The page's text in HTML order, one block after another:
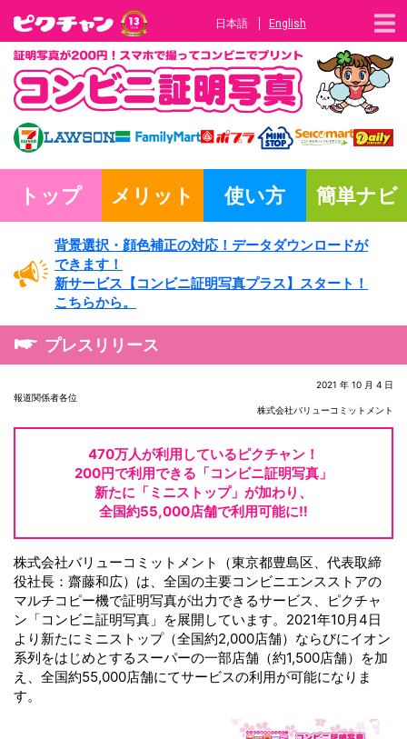
日本語 English
トップ メリット 使い方 簡単ナビ
背景選択・ 顔色補正の対応！ データダウンロードが
できます！
新サービス 【コンビニ証明写真プラス】
スタート！
こちらから。
プレスリリース
2021 年 10 月 4 日
報道関係者各位
株式会社バリューコミットメント
470万人が利用しているピクチャン！
200円で利用できる 「コンビニ証明写真」
新たに 「ミニストップ」が加わり、
全国約55,000店舗で利用可能に‼
株式会社バリューコミットメント（東京都豊島区、代表取締
役社長：齋藤和広）は、全国の主要コンビニエンスストアの
マルチコピー機で証明写真が出力できるサービス、ピクチャ
ン「コンビニ証明写真」を展開しています。2021年10月4日
より新たにミニストップ（全国約2,000店舗）ならびにイオン
系列をはじめとするスーパーの一部店舗（約1,500店舗）を加
え、全国約55,000店舗にてサービスの利用が可能になりま
す。